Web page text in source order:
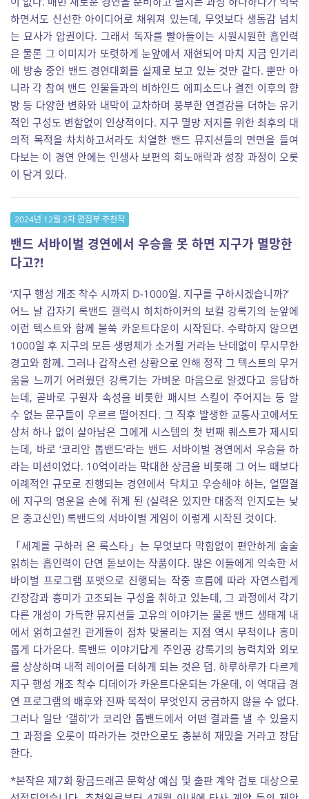
하면서도 신선한 아이디어로 채워져 있는데, 무엇보다 생동감 넘치
는 묘사가 압권이다. 그래서 독자를 빨아들이는 시원시원한 흡인력
은 물론 그 이미지가 또렷하게 눈앞에서 재현되어 마치 지금 인기리
에 방송 중인 밴드 경연대회를 실제로 보고 있는 것만 같다. 뿐만 아
니라 각 참여 밴드 인물들과의 비하인드 에피소드나 결전 이후의 향
방 등 다양한 변화와 내막이 교차하며 풍부한 연결감을 더하는 유기
적인 구성도 변함없이 인상적이다. 지구 멸망 저지를 위한 최후의 대
의적 목적을 차치하고서라도 치열한 밴드 뮤지션들의 면면을 들여
다보는 이 경연 안에는 인생사 보편의 희노애락과 성장 과정이 오롯
이 담겨 있다.
2024년 12월 2차 편집부 추천작
밴드 서바이벌 경연에서 우승을 못 하면 지구가 멸망한
다고?!
‘지구 행성 개조 착수 시까지 D-1000일. 지구를 구하시겠습니까?’
어느 날 갑자기 록밴드 갤럭시 히치하이커의 보컬 강록기의 눈앞에
이런 텍스트와 함께 불쑥 카운트다운이 시작된다. 수락하지 않으면
1000일 후 지구의 모든 생명체가 소거될 거라는 난데없이 무시무한
경고와 함께. 그러나 갑작스런 상황으로 인해 정작 그 텍스트의 무거
움을 느끼기 어려웠던 강록기는 가벼운 마음으로 알겠다고 응답하
는데, 곧바로 구원자 속성을 비롯한 패시브 스킬이 주어지는 등 알
수 없는 문구들이 우르르 떨어진다. 그 직후 발생한 교통사고에서도
상처 하나 없이 살아남은 그에게 시스템의 첫 번째 퀘스트가 제시되
는데, 바로 ‘코리안 톱밴드’라는 밴드 서바이벌 경연에서 우승을 하
라는 미션이었다. 10억이라는 막대한 상금을 비롯해 그 어느 때보다
이례적인 규모로 진행되는 경연에서 닥치고 우승해야 하는, 얼떨결
에 지구의 명운을 손에 쥐게 된 (실력은 있지만 대중적 인지도는 낮
은 중고신인) 록밴드의 서바이벌 게임이 이렇게 시작된 것이다.
「세계를 구하러 온 록스타」는 무엇보다 막힘없이 편안하게 술술
읽히는 흡인력이 단연 돋보이는 작품이다. 많은 이들에게 익숙한 서
바이벌 프로그램 포맷으로 진행되는 작중 흐름에 따라 자연스럽게
긴장감과 흥미가 고조되는 구성을 취하고 있는데, 그 과정에서 각기
다른 개성이 가득한 뮤지션들 고유의 이야기는 물론 밴드 생태계 내
에서 얽히고설킨 관계들이 점차 맞물리는 지점 역시 무척이나 흥미
롭게 다가온다. 록밴드 이야기답게 주인공 강록기의 능력치와 외모
를 상상하며 내적 레이어를 더하게 되는 것은 덤. 하루하루가 다르게
지구 행성 개조 착수 디데이가 카운트다운되는 가운데, 이 역대급 경
연 프로그램의 배후와 진짜 목적이 무엇인지 궁금하지 않을 수 없다.
그러나 일단 ‘갤히’가 코리안 톱밴드에서 어떤 결과를 낼 수 있을지
그 과정을 오롯이 따라가는 것만으로도 충분히 재밌을 거라고 장담
한다.
*본작은 제7회 황금드래곤 문학상 예심 및 출판 계약 검토 대상으로